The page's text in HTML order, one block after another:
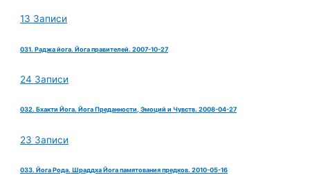
13 Записи
031. Раджа йога. Йога правителей. 2007-10-27
24 Записи
032. Бхакти Йога. Йога Преданности, Эмоций и Чувств. 2008-04-27
23 Записи
033. Йога Рода. Шраддха Йога памятования предков. 2010-05-16